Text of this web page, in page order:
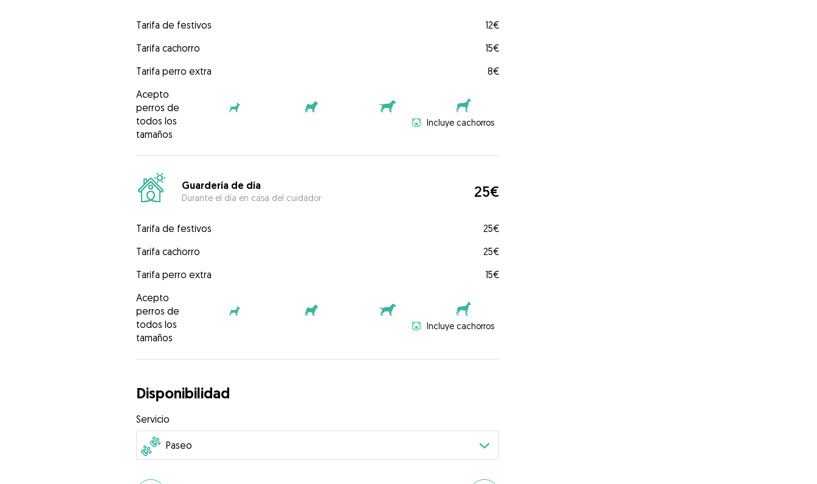
Tarifa de festivos
12€
Tarifa cachorro
15€
Tarifa perro extra
8€
Acepto
perros de
todos los
tamaños
Incluye cachorros
Guardería de día
Durante el día en casa del cuidador 25€
Tarifa de festivos
25€
Tarifa cachorro
25€
Tarifa perro extra
15€
Acepto
perros de
todos los
tamaños
Incluye cachorros
Disponibilidad
Servicio